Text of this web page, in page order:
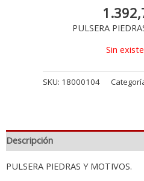
PULSERA
Sin
SKU: 18000104
Descripción
PULSERA PIEDRAS Y MOTIVOS.